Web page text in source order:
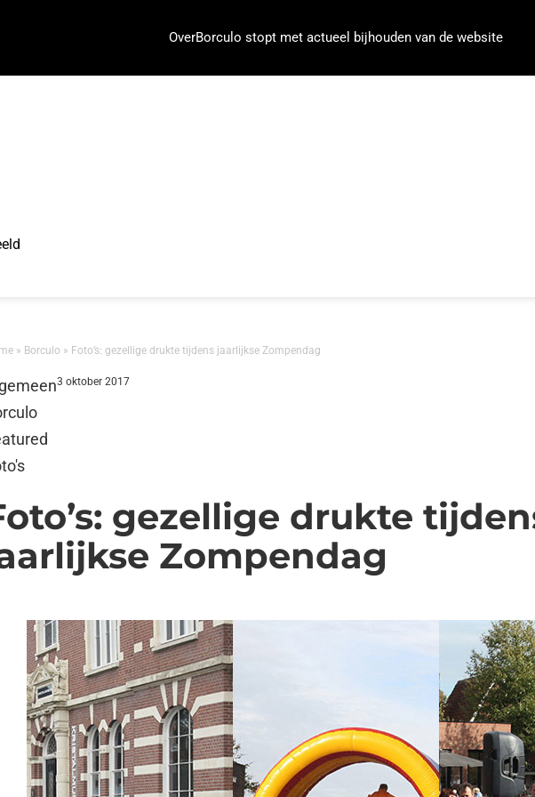
OverBorculo stopt met actueel bijhouden van de website
» Borculo » Foto’s: gezellige drukte tijdens jaarlijkse Zompendag
3 oktober 2017
gezellige drukte
Zompendag